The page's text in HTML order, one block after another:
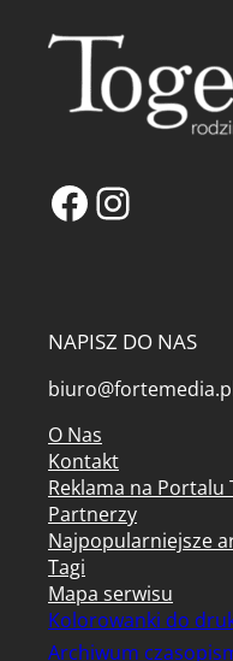
Facebook
NAPISZ DO NAS
O Nas
Kontakt
Reklama na Portalu
Partnerzy
Najpopularniejsze
Tagi
Mapa serwisu
Kolorowanki do
Archiwum